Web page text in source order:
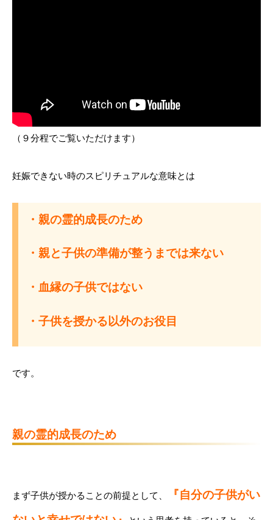
（９分程でご覧いただけます）
妊娠できない時のスピリチュアルな意味とは
・親の霊的成長のため
・親と子供の準備が整うまでは来ない
・血縁の子供ではない
・子供を授かる以外のお役目
です。
親の霊的成長のため
まず子供が授かることの前提として、
『自分の子供がい